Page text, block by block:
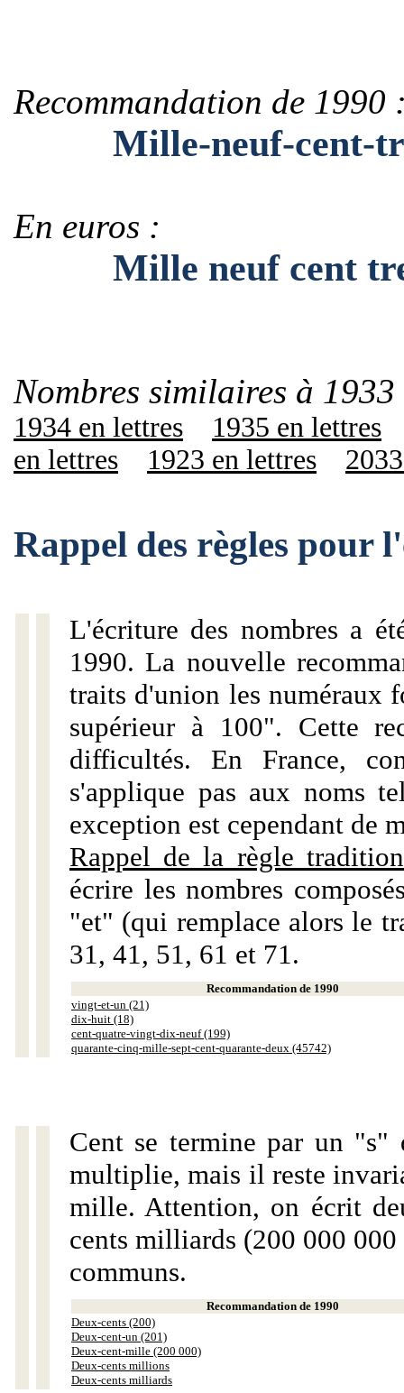
Recommandation de 1990
Mille-neuf-cent-
En euros :
Mille neuf cent
Nombres similaires à
1934 en lettres
1935 en lettres
en lettres
1923 en lettres
Rappel des règles pour
L'écriture des nombres a
1990. La nouvelle
traits d'union les numéraux
supérieur à 100". Cette
difficultés. En France,
s'applique pas aux noms
exception est cependant de
Rappel de la règle
écrire les nombres
"et" (qui remplace alors le
31, 41, 51, 61 et 71.
Recommandation de 1990
vingt-et-un (21)
dix-huit (18)
cent-quatre-vingt-dix-neuf (199)
quarante-cinq-mille-sept-cent-quarante-deux (45742)
Cent se termine par un "s"
multiplie, mais il reste
mille. Attention, on écrit
cents milliards (200 000
communs.
Recommandation de 1990
Deux-cents (200)
Deux-cent-un (201)
Deux-cent-mille (200 000)
Deux-cents millions
Deux-cents milliards